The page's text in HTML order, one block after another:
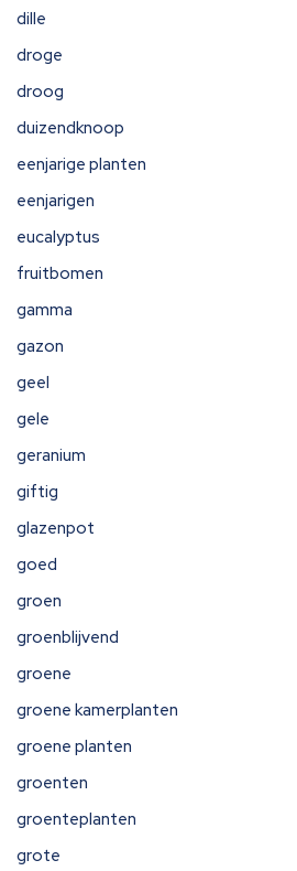
dille
droge
droog
duizendknoop
eenjarige planten
eenjarigen
eucalyptus
fruitbomen
gamma
gazon
geel
gele
geranium
giftig
glazenpot
goed
groen
groenblijvend
groene
groene kamerplanten
groene planten
groenten
groenteplanten
grote